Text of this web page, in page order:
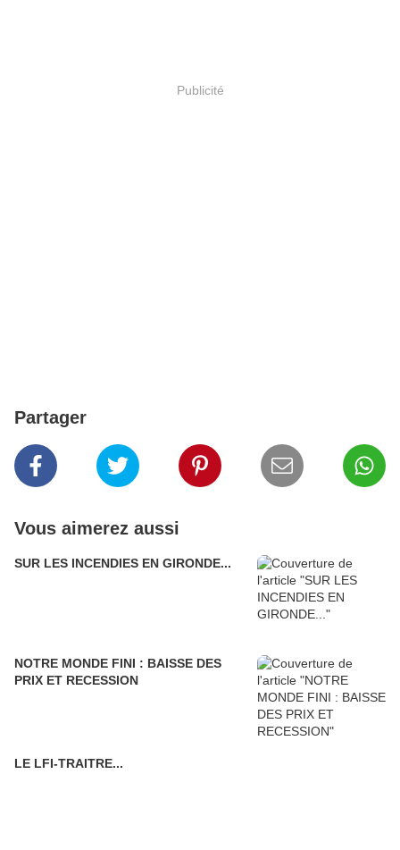
Publicité
Partager
Vous aimerez aussi
SUR LES INCENDIES EN GIRONDE...
NOTRE MONDE FINI : BAISSE DES
PRIX ET RECESSION
LE LFI-TRAITRE...